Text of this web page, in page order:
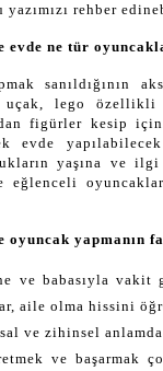
yazımızı rehber
ne tür
sanıldığının
lego özellikli
figürler kesip
evde
yaşına ve
eğlenceli
yapmanın
ve babasıyla vakit
aile olma hissini
ve zihinsel
ve başarmak